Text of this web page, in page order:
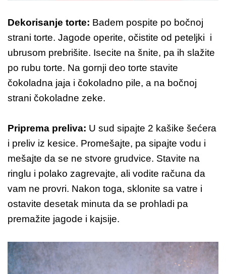
Dekorisanje torte: Badem pospite po bočnoj
strani torte. Jagode operite, očistite od peteljki i
ubrusom prebrišite. Isecite na šnite, pa ih slažite
po rubu torte. Na gornji deo torte stavite
čokoladna jaja i čokoladno pile, a na bočnoj
strani čokoladne zeke.
Priprema preliva: U sud sipajte 2 kašike šećera
i preliv iz kesice. Promešajte, pa sipajte vodu i
mešajte da se ne stvore grudvice. Stavite na
ringlu i polako zagrevajte, ali vodite računa da
vam ne provri. Nakon toga, sklonite sa vatre i
ostavite desetak minuta da se prohladi pa
premažite jagode i kajsije.